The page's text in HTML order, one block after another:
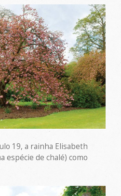
19, a rainha Elisabeth
espécie de chalé) como